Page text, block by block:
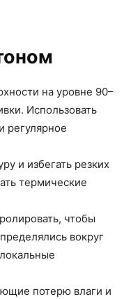
на уровне 90–
Использовать
регулярное
и избегать резких
термические
чтобы
вокруг
потерю влаги и